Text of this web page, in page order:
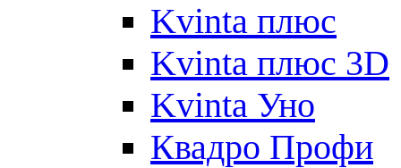
Kvinta плюс
Kvinta плюс 3D
Kvinta Уно
Квадро Профи